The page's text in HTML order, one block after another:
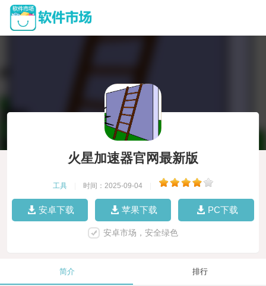
火星加速器官网最新版
工具 时间：2025-09-04
安卓下载 苹果下载 PC下载
安卓市场，安全绿色
简介 排行